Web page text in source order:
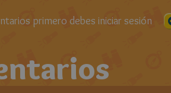
primero debes iniciar sesión